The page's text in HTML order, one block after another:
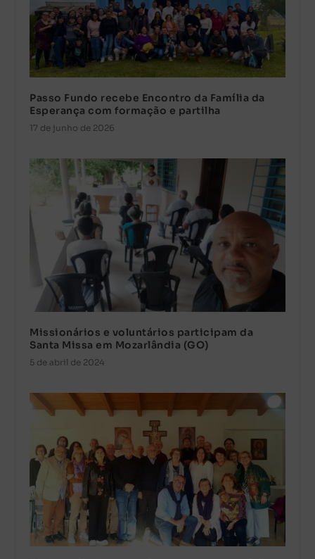
Passo Fundo recebe Encontro da Família da
Esperança com formação e partilha
17 de junho de 2026
Missionários e voluntários participam da
Santa Missa em Mozarlândia (GO)
5 de abril de 2024